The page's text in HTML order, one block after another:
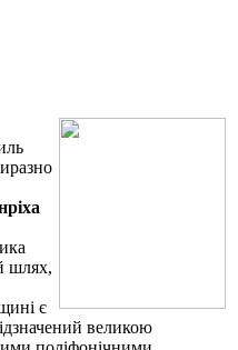
шлях,
є
великою